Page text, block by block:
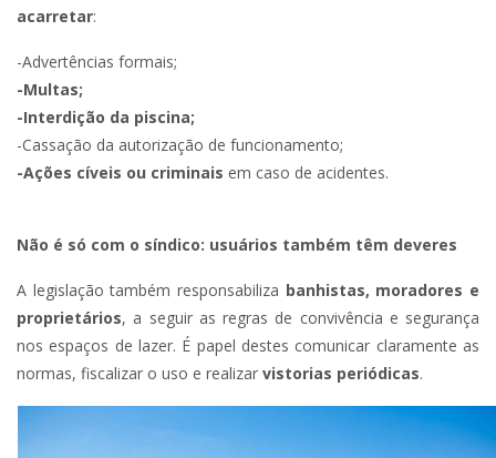
acarretar:
-Advertências formais;
-Multas;
-Interdição da piscina;
-Cassação da autorização de funcionamento;
-Ações cíveis ou criminais em caso de acidentes.
Não é só com o síndico: usuários também têm deveres
A legislação também responsabiliza banhistas, moradores e
proprietários, a seguir as regras de convivência e segurança
nos espaços de lazer. É papel destes comunicar claramente as
normas, fiscalizar o uso e realizar vistorias periódicas.